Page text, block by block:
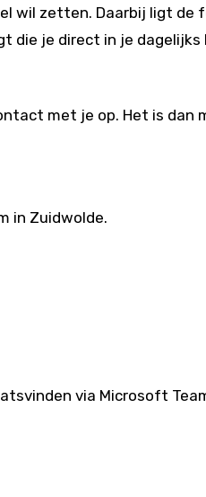
wil zetten. Daarbij ligt de
die je direct in je
met je op. Het is dan
in Zuidwolde.
via Microsoft